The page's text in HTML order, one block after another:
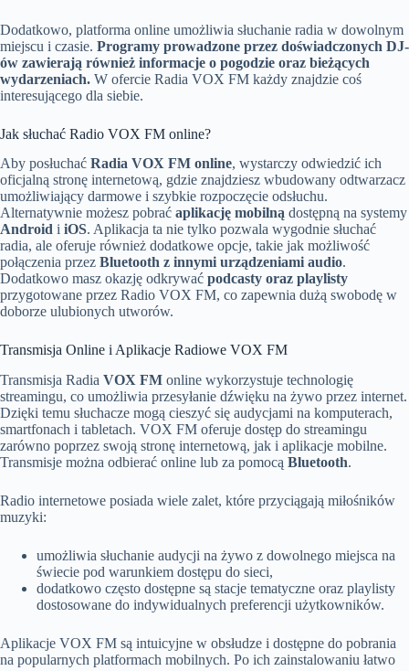
Dodatkowo, platforma online umożliwia słuchanie radia w dowolnym
miejscu i czasie. Programy prowadzone przez doświadczonych DJ-
ów zawierają również informacje o pogodzie oraz bieżących
wydarzeniach. W ofercie Radia VOX FM każdy znajdzie coś
interesującego dla siebie.
Jak słuchać Radio VOX FM online?
Aby posłuchać Radia VOX FM online, wystarczy odwiedzić ich
oficjalną stronę internetową, gdzie znajdziesz wbudowany odtwarzacz
umożliwiający darmowe i szybkie rozpoczęcie odsłuchu.
Alternatywnie możesz pobrać aplikację mobilną dostępną na systemy
Android i iOS. Aplikacja ta nie tylko pozwala wygodnie słuchać
radia, ale oferuje również dodatkowe opcje, takie jak możliwość
połączenia przez Bluetooth z innymi urządzeniami audio.
Dodatkowo masz okazję odkrywać podcasty oraz playlisty
przygotowane przez Radio VOX FM, co zapewnia dużą swobodę w
doborze ulubionych utworów.
Transmisja Online i Aplikacje Radiowe VOX FM
Transmisja Radia VOX FM online wykorzystuje technologię
streamingu, co umożliwia przesyłanie dźwięku na żywo przez internet.
Dzięki temu słuchacze mogą cieszyć się audycjami na komputerach,
smartfonach i tabletach. VOX FM oferuje dostęp do streamingu
zarówno poprzez swoją stronę internetową, jak i aplikacje mobilne.
Transmisje można odbierać online lub za pomocą Bluetooth.
Radio internetowe posiada wiele zalet, które przyciągają miłośników
muzyki:
umożliwia słuchanie audycji na żywo z dowolnego miejsca na
świecie pod warunkiem dostępu do sieci,
dodatkowo często dostępne są stacje tematyczne oraz playlisty
dostosowane do indywidualnych preferencji użytkowników.
Aplikacje VOX FM są intuicyjne w obsłudze i dostępne do pobrania
na popularnych platformach mobilnych. Po ich zainstalowaniu łatwo